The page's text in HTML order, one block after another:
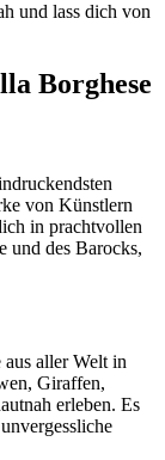
und lass dich von
Borghese
von Künstlern
in prachtvollen
und des Barocks,
aller Welt in
Giraffen,
erleben. Es